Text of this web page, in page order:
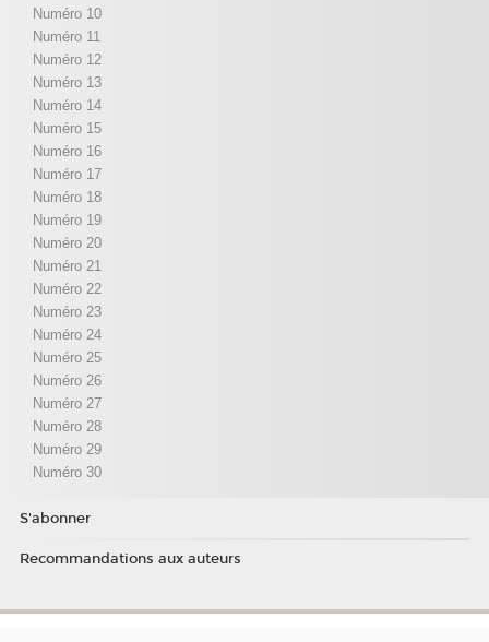
Numéro 10
Numéro 11
Numéro 12
Numéro 13
Numéro 14
Numéro 15
Numéro 16
Numéro 17
Numéro 18
Numéro 19
Numéro 20
Numéro 21
Numéro 22
Numéro 23
Numéro 24
Numéro 25
Numéro 26
Numéro 27
Numéro 28
Numéro 29
Numéro 30
S'abonner
Recommandations aux auteurs